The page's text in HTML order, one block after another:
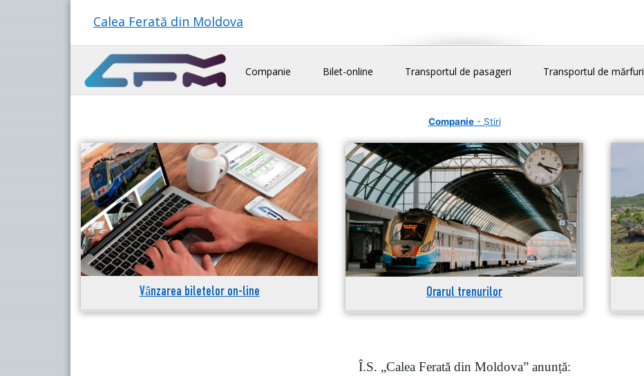
Calea Ferată din Moldova
Companie Bilet-online Transportul de pasageri Transportul de mărfuri
Companie- Știri
Vânzarea biletelor on-line Orarul trenurilor
Î.S. „Calea Ferată din Moldova” anunță: